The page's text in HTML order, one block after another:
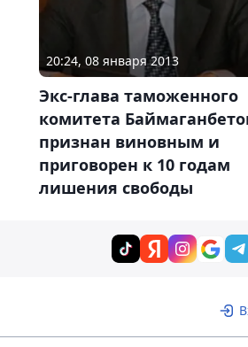
20:24, 08 января 2013
Экс-глава таможенного
комитета
признан виновным и
приговорен к 10 годам
лишения свободы